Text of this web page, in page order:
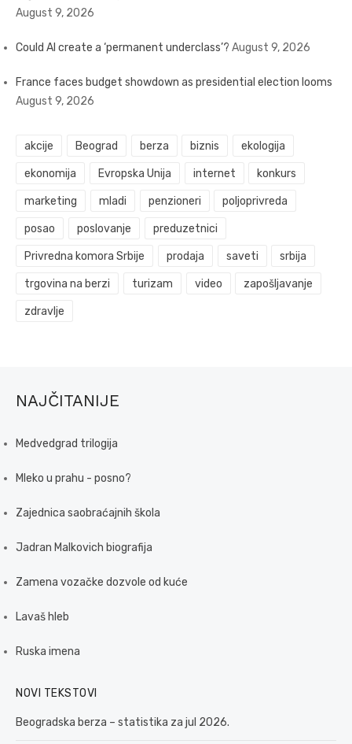
August 9, 2026
Could AI create a ‘permanent underclass’? August 9, 2026
France faces budget showdown as presidential election looms
August 9, 2026
akcije Beograd berza biznis ekologija
ekonomija Evropska Unija internet konkurs
marketing mladi penzioneri poljoprivreda
posao poslovanje preduzetnici
Privredna komora Srbije prodaja saveti srbija
trgovina na berzi turizam video zapošljavanje
zdravlje
NAJČITANIJE
Medvedgrad trilogija
Mleko u prahu - posno?
Zajednica saobraćajnih škola
Jadran Malkovich biografija
Zamena vozačke dozvole od kuće
Lavaš hleb
Ruska imena
NOVI TEKSTOVI
Beogradska berza – statistika za jul 2026.